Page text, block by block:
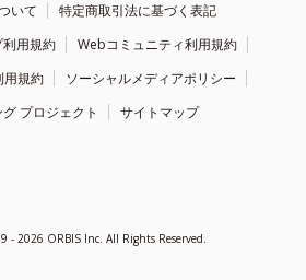
いて
特定商取引法に基づく表記
用規約
Webコミュニティ利用規約
用規約
ソーシャルメディアポリシー
プロジェクト
サイトマップ
- 2026 ORBIS Inc. All Rights Reserved.